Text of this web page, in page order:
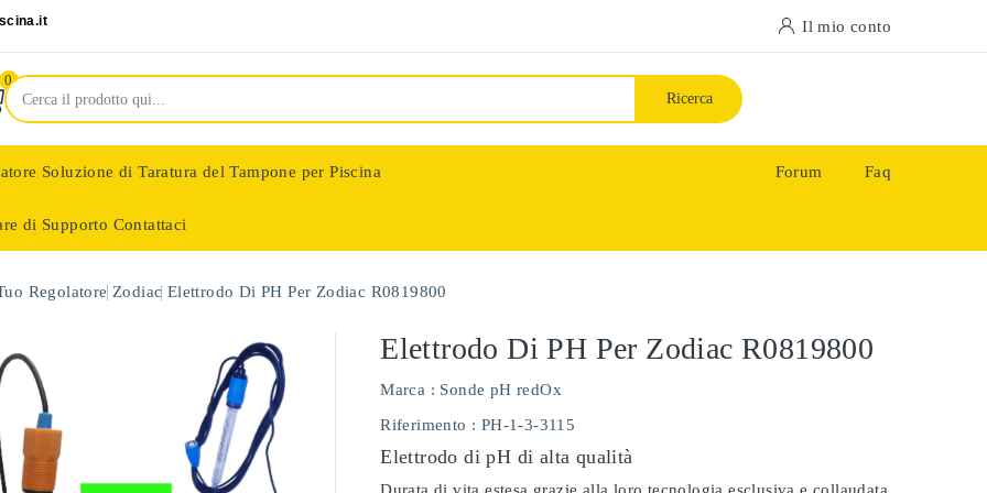
Il mio conto
0
Ricerca
Soluzione di Taratura del Tampone per Piscina
di Supporto Contattaci
Forum Faq
Regolatore Zodiac Elettrodo Di PH Per Zodiac R0819800
Elettrodo Di PH Per Zodiac R0819800
Marca : Sonde pH redOx
Riferimento : PH-1-3-3115
Elettrodo di pH di alta qualità